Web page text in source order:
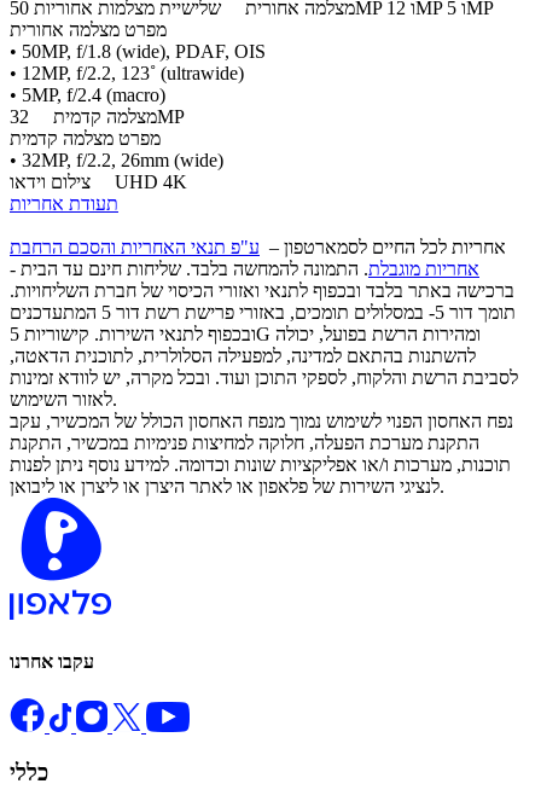
מצלמה אחורית
שלישיית מצלמות אחוריות 50MP ו 12MP ו 5MP
מפרט מצלמה אחורית
• 50MP, f/1.8 (wide), PDAF, OIS
• 12MP, f/2.2, 123˚ (ultrawide)
• 5MP, f/2.4 (macro)
מצלמה קדמית32MP
מפרט מצלמה קדמית
• 32MP, f/2.2, 26mm (wide)
צילום וידאו UHD 4K
תעודת אחריות
אחריות לכל החיים לסמארטפון – ע"פ תנאי האחריות והסכם הרחבת
אחריות מוגבלת. התמונה להמחשה בלבד. שליחות חינם עד הבית -
ברכישה באתר בלבד ובכפוף לתנאי ואזורי הכיסוי של חברת השליחויות.
תומך דור 5- במסלולים תומכים, באזורי פרישת רשת דור 5 המתעדכנים
ובכפוף לתנאי השירות. קישוריות 5G ומהירות הרשת בפועל, יכולה
להשתנות בהתאם למדינה, למפעילה הסלולרית, לתוכנית הדאטה,
לסביבת הרשת והלקוח, לספקי התוכן ועוד. ובכל מקרה, יש לוודא זמינות
לאזור השימוש.
נפח האחסון הפנוי לשימוש נמוך מנפח האחסון הכולל של המכשיר, עקב
התקנת מערכת הפעלה, חלוקה למחיצות פנימיות במכשיר, התקנת
תוכנות, מערכות ו/או אפליקציות שונות וכדומה. למידע נוסף ניתן לפנות
לנציגי השירות של פלאפון או לאתר היצרן או ליצרן או ליבואן.
עקבו אחרנו
כללי